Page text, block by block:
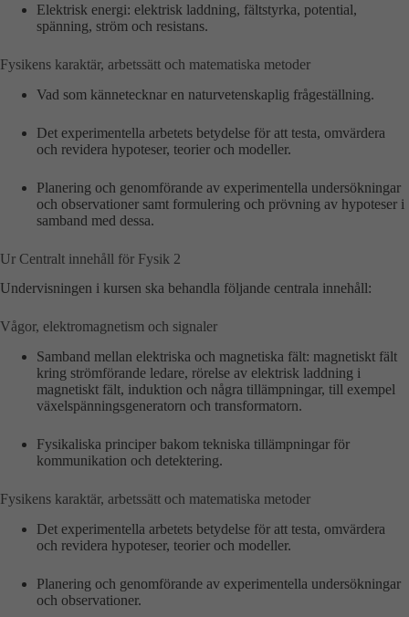
Elektrisk energi: elektrisk laddning, fältstyrka, potential,
spänning, ström och resistans.
Fysikens karaktär, arbetssätt och matematiska metoder
Vad som kännetecknar en naturvetenskaplig frågeställning.
Det experimentella arbetets betydelse för att testa, omvärdera
och revidera hypoteser, teorier och modeller.
Planering och genomförande av experimentella undersökningar
och observationer samt formulering och prövning av hypoteser i
samband med dessa.
Ur Centralt innehåll för Fysik 2
Undervisningen i kursen ska behandla följande centrala innehåll:
Vågor, elektromagnetism och signaler
Samband mellan elektriska och magnetiska fält: magnetiskt fält
kring strömförande ledare, rörelse av elektrisk laddning i
magnetiskt fält, induktion och några tillämpningar, till exempel
växelspänningsgeneratorn och transformatorn.
Fysikaliska principer bakom tekniska tillämpningar för
kommunikation och detektering.
Fysikens karaktär, arbetssätt och matematiska metoder
Det experimentella arbetets betydelse för att testa, omvärdera
och revidera hypoteser, teorier och modeller.
Planering och genomförande av experimentella undersökningar
och observationer.